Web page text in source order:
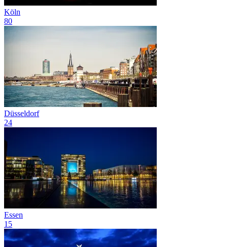
Köln
80
Düsseldorf
24
Essen
15